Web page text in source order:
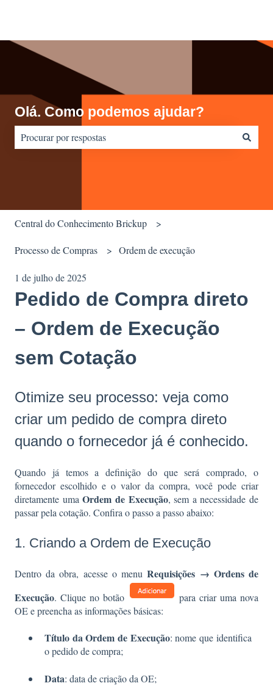
Olá. Como podemos ajudar?
Central do Conhecimento Brickup
Processo de Compras Ordem de execução
1 de julho de 2025
Pedido de Compra direto
– Ordem de Execução
sem Cotação
Otimize seu processo: veja como
criar um pedido de compra direto
quando o fornecedor já é conhecido.
Quando já temos a definição do que será comprado, o
fornecedor escolhido e o valor da compra, você pode criar
diretamente umaOrdem de Execução, sem a necessidade de
passar pela cotação. Confira o passo a passo abaixo:
1. Criando a Ordem de Execução
Dentro da obra, acesse o menuRequisições → Ordens de
Execução. Clique no botão
para criar uma nova
OE e preencha as informações básicas:
Título da Ordem de Execução: nome que identifica
o pedido de compra;
Data: data de criação da OE;